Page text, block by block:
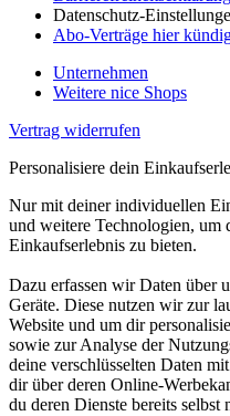
Datenschutz-
Abo-Verträge hier
Unternehmen
Weitere nice Shops
Vertrag widerrufen
Personalisiere dein
Nur mit deiner individuellen
und weitere Technologien, um
Einkaufserlebnis zu bieten.
Dazu erfassen wir Daten über
Geräte. Diese nutzen wir zur
Website und um dir
sowie zur Analyse der
deine verschlüsselten Daten
dir über deren Online-
du deren Dienste bereits selbst